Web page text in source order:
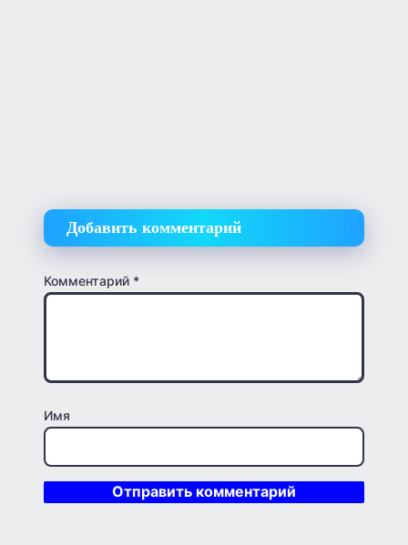
Добавить комментарий
Комментарий *
Имя